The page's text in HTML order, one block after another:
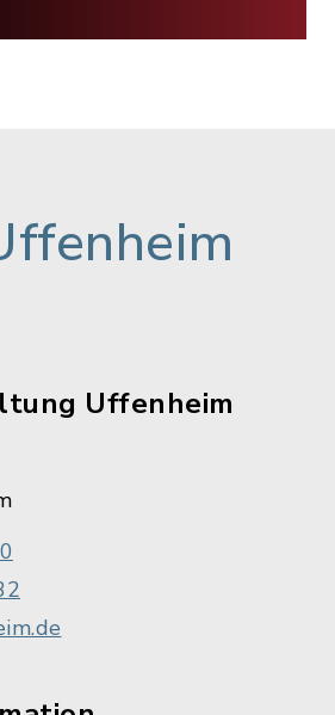
Uffenheim